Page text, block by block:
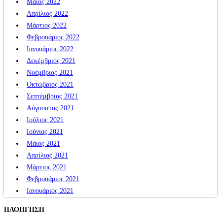
Μάιος 2022
Απρίλιος 2022
Μάρτιος 2022
Φεβρουάριος 2022
Ιανουάριος 2022
Δεκέμβριος 2021
Νοέμβριος 2021
Οκτώβριος 2021
Σεπτέμβριος 2021
Αύγουστος 2021
Ιούλιος 2021
Ιούνιος 2021
Μάιος 2021
Απρίλιος 2021
Μάρτιος 2021
Φεβρουάριος 2021
Ιανουάριος 2021
ΠΛΟΗΓΗΣΗ